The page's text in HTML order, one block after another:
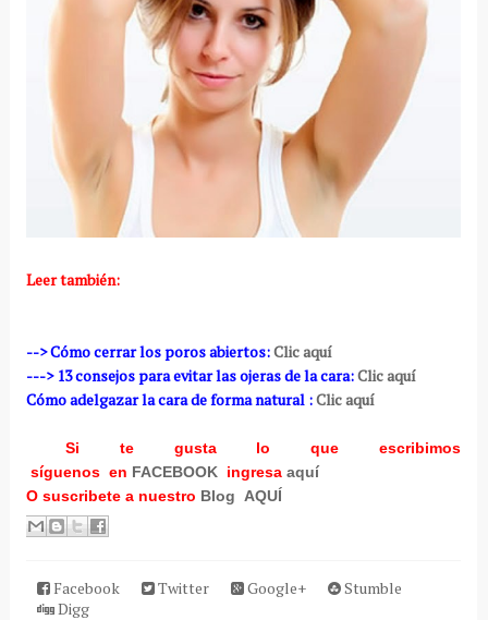
Leer también:
--> Cómo cerrar los poros abiertos:Clic aquí
---> 13 consejos para evitar las ojeras de la cara:Clic aquí
Cómo adelgazar la cara de forma natural :Clic aquí
Si te gusta lo que escribimos
síguenos en FACEBOOK ingresa aquí
O suscribete a nuestro Blog AQUÍ
Facebook Twitter Google+
Stumble
Digg